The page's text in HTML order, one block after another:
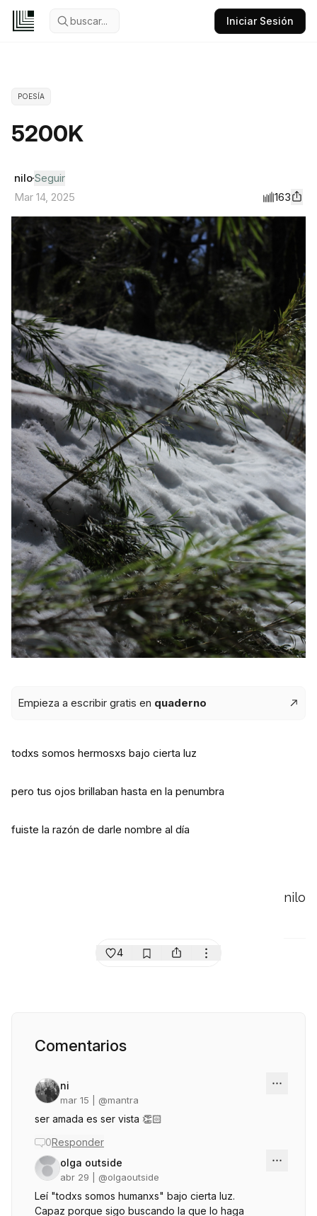
buscar... Iniciar Sesión
POESÍA
5200K
niloSeguir
Mar 14, 2025
163
Empieza a escribir gratis en quaderno
todxs somos hermosxs bajo cierta luz
pero tus ojos brillaban hasta en la penumbra
fuiste la razón de darle nombre al día
nilo
4
Comentarios
ni
mar 15 | @mantra
ser amada es ser vista 👏🏻
0Responder
olga outside
abr 29 | @olgaoutside
Leí "todxs somos humanxs" bajo cierta luz.
Capaz porque sigo buscando la que lo haga